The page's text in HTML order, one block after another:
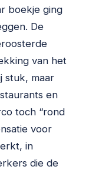
boekje ging
De
van het
stuk, maar
en
toch “rond
voor
in
die de